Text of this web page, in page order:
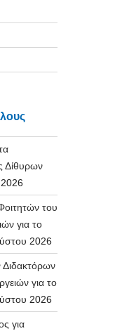
Δίθυρων
του
για το
2026
για το
2026
για